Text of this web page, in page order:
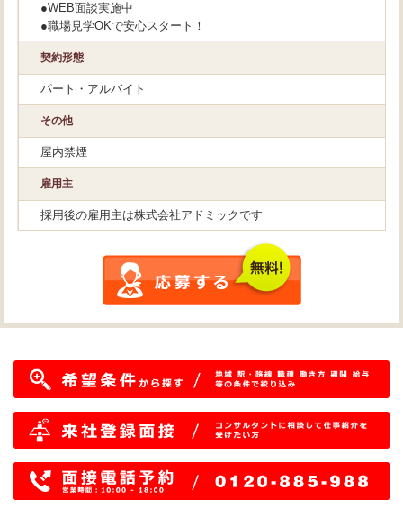
●WEB面談実施中
●職場見学OKで安心スタート！
契約形態
パート・アルバイト
その他
屋内禁煙
雇用主
採用後の雇用主は株式会社アドミックです